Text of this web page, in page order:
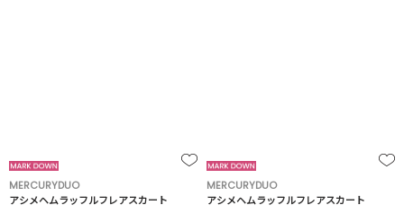
MERCURYDUO
アシメヘムラッフルフレアスカート
MERCURYDUO
アシメヘムラッフルフレアスカート